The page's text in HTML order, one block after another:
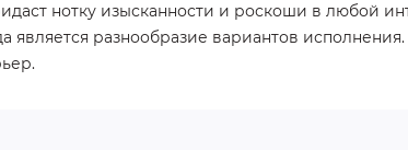
нотку изысканности и роскоши в любой
является разнообразие вариантов